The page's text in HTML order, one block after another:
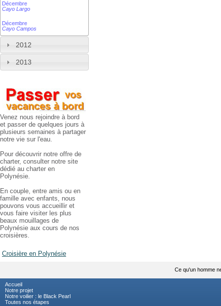
Décembre
Cayo Largo
Décembre
Cayo Campos
2012
2013
Venez nous rejoindre à bord
et passer de quelques jours à
plusieurs semaines à partager
notre vie sur l'eau.
Pour découvrir notre offre de
charter, consulter notre site
dédié au charter en
Polynésie.
En couple, entre amis ou en
famille avec enfants, nous
pouvons vous accueillir et
vous faire visiter les plus
beaux mouillages de
Polynésie aux cours de nos
croisières.
Croisière en Polynésie
Ce qu'un homme
Accueil
Notre projet
Notre voilier : le Black Pearl
Toutes nos étapes